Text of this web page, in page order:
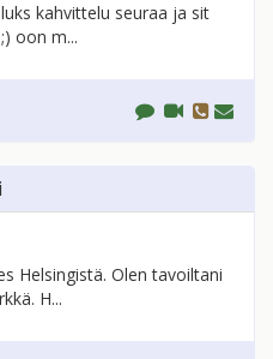
kahvittelu seuraa ja sit
oon m...
Helsingistä. Olen tavoiltani
H...